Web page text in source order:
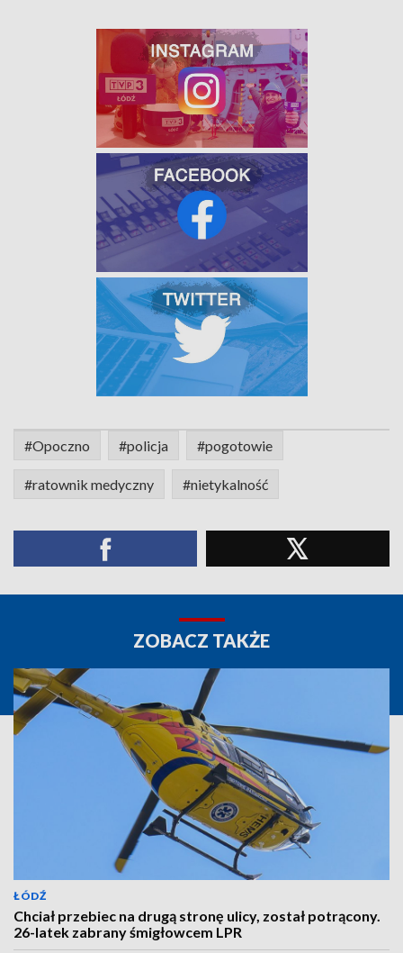
#Opoczno #policja #pogotowie
#ratownik medyczny #nietykalność
ZOBACZ TAKŻE
ŁÓDŹ
Chciał przebiec na drugą stronę ulicy, został potrącony.
26-latek zabrany śmigłowcem LPR